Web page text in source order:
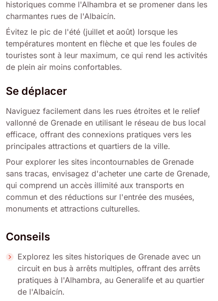
historiques comme l'Alhambra et se promener dans les
charmantes rues de l'Albaicín.
Évitez le pic de l'été (juillet et août) lorsque les
températures montent en flèche et que les foules de
touristes sont à leur maximum, ce qui rend les activités
de plein air moins confortables.
Se déplacer
Naviguez facilement dans les rues étroites et le relief
vallonné de Grenade en utilisant le réseau de bus local
efficace, offrant des connexions pratiques vers les
principales attractions et quartiers de la ville.
Pour explorer les sites incontournables de Grenade
sans tracas, envisagez d'acheter une carte de Grenade,
qui comprend un accès illimité aux transports en
commun et des réductions sur l'entrée des musées,
monuments et attractions culturelles.
Conseils
Explorez les sites historiques de Grenade avec un
circuit en bus à arrêts multiples, offrant des arrêts
pratiques à l'Alhambra, au Generalife et au quartier
de l'Albaicín.